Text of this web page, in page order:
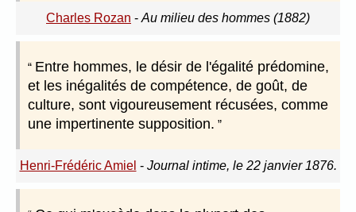
Charles Rozan - Au milieu des hommes (1882)
Entre hommes, le désir de l'égalité prédomine,
et les inégalités de compétence, de goût, de
culture, sont vigoureusement récusées, comme
une impertinente supposition.
Henri-Frédéric Amiel - Journal intime, le 22 janvier 1876.